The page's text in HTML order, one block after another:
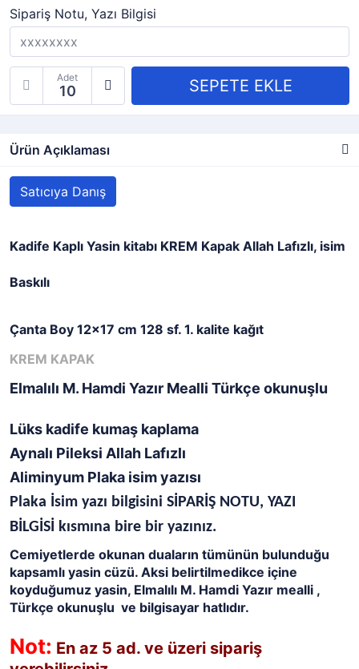
Sipariş Notu, Yazı Bilgisi
Adet
Ürün Açıklaması
Satıcıya Danış
Kadife Kaplı Yasin kitabı KREM Kapak Allah Lafızlı, isim
Baskılı
Çanta Boy 12x17 cm 128 sf. 1. kalite kağıt
KREM KAPAK
Elmalılı M. Hamdi Yazır Mealli Türkçe okunuşlu
Lüks kadife kumaş kaplama
Aynalı Pileksi Allah Lafızlı
Aliminyum Plaka isim yazısı
Plaka İsim yazı bilgisini SİPARİŞ NOTU, YAZI
BİLGİSİ kısmına bire bir yazınız.
Cemiyetlerde okunan duaların tümünün bulunduğu
kapsamlı yasin cüzü. Aksi belirtilmedikce içine
koyduğumuz yasin, Elmalılı M. Hamdi Yazır mealli ,
Türkçe okunuşlu ve bilgisayar hatlıdır.
Not: En az 5 ad. ve üzeri sipariş